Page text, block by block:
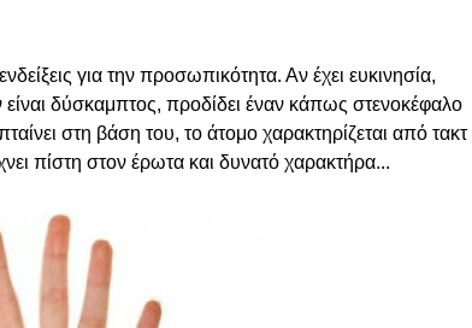
για την προσωπικότητα. Αν έχει ευκινησία,
είναι δύσκαμπτος, προδίδει έναν κάπως στενοκέφαλο
στη βάση του, το άτομο χαρακτηρίζεται από τακτ
πίστη στον έρωτα και δυνατό χαρακτήρα...